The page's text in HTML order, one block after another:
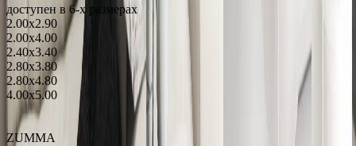
доступен в 6-x размерах
2.00x2.90
2.00x4.00
2.40x3.40
2.80x3.80
2.80x4.80
4.00x5.00
ZUMMA